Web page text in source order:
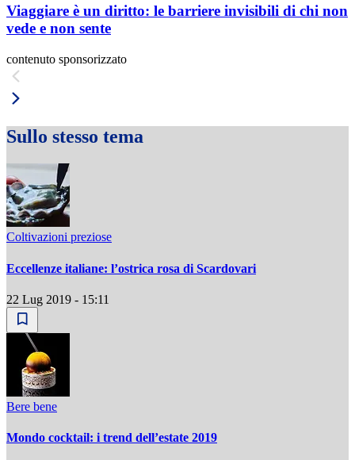
Viaggiare è un diritto: le barriere invisibili di chi non
vede e non sente
contenuto sponsorizzato
Sullo stesso tema
Coltivazioni preziose
Eccellenze italiane: l’ostrica rosa di Scardovari
22 Lug 2019 - 15:11
Bere bene
Mondo cocktail: i trend dell’estate 2019